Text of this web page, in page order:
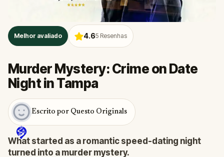
Melhor avaliado 4.65 Resenhas
Murder Mystery: Crime on Date
Night in Tampa
Escrito por Questo Originals
What started as a romantic speed-dating night
turned into a murder mystery.